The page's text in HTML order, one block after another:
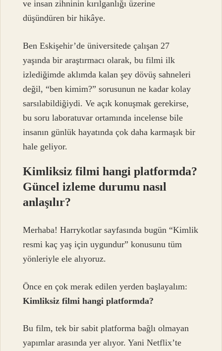
ve insan zihninin kırılganlığı üzerine
düşündüren bir hikâye.
Ben Eskişehir’de üniversitede çalışan 27
yaşında bir araştırmacı olarak, bu filmi ilk
izlediğimde aklımda kalan şey dövüş sahneleri
değil, “ben kimim?” sorusunun ne kadar kolay
sarsılabildiğiydi. Ve açık konuşmak gerekirse,
bu soru laboratuvar ortamında incelense bile
insanın günlük hayatında çok daha karmaşık bir
hale geliyor.
Kimliksiz filmi hangi platformda?
Güncel izleme durumu nasıl
anlaşılır?
Merhaba! Harrykotlar sayfasında bugün “Kimlik
resmi kaç yaş için uygundur” konusunu tüm
yönleriyle ele alıyoruz.
Önce en çok merak edilen yerden başlayalım:
Kimliksiz filmi hangi platformda?
Bu film, tek bir sabit platforma bağlı olmayan
yapımlar arasında yer alıyor. Yani Netflix’te